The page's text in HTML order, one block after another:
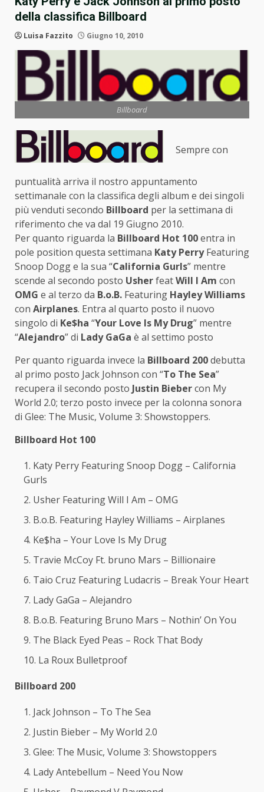
della classifica Billboard
Luisa Fazzito Giugno 10, 2010
Billboard
Sempre con
puntualità arriva il nostro appuntamento
settimanale con la classifica degli album e dei singoli
più venduti secondo Billboard per la settimana di
riferimento che va dal 19 Giugno 2010.
Per quanto riguarda la Billboard Hot 100entra in
pole position questa settimana Katy PerryFeaturing
Snoop Dogg e la sua “California Gurls” mentre
scende al secondo posto UsherfeatWill I Am con
OMG e al terzo da B.o.B. Featuring Hayley Williams
con Airplanes. Entra al quarto posto il nuovo
singolo di Ke$ha “Your Love Is My Drug” mentre
“Alejandro” di Lady GaGa è al settimo posto
Per quanto riguarda invece la Billboard 200debutta
al primo posto Jack Johnson con “To The Sea”
recupera il secondo posto Justin Biebercon My
World 2.0; terzo posto invece per la colonna sonora
di Glee: The Music, Volume 3: Showstoppers.
Billboard Hot 100
Katy Perry Featuring Snoop Dogg – California
Gurls
Usher Featuring Will I Am – OMG
B.o.B. Featuring Hayley Williams – Airplanes
Ke$ha – Your Love Is My Drug
Travie McCoy Ft. bruno Mars – Billionaire
Taio Cruz Featuring Ludacris – Break Your Heart
Lady GaGa – Alejandro
B.o.B. Featuring Bruno Mars – Nothin’ On You
The Black Eyed Peas – Rock That Body
La Roux Bulletproof
Billboard 200
Jack Johnson – To The Sea
Justin Bieber – My World 2.0
Glee: The Music, Volume 3: Showstoppers
Lady Antebellum – Need You Now